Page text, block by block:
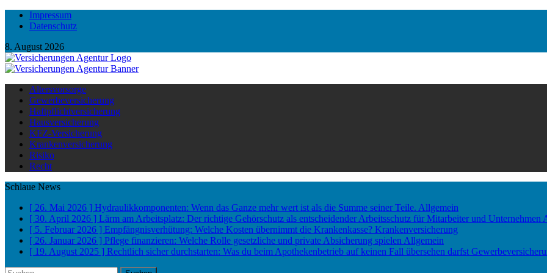
Impressum
Datenschutz
8. August 2026
Altersvorsorge
Gewerbeversicherung
Haftpflichtversicherung
Hausversicherung
KFZ-Versicherung
Krankenversicherung
Risiko
Recht
Schlaue News
[ 26. Mai 2026 ] Hydraulikkomponenten: Wenn das Ganze mehr wert ist als die Summe seiner Teile. Allgemein
[ 30. April 2026 ] Lärm am Arbeitsplatz: Der richtige Gehörschutz als entscheidender Arbeitsschutz für Mitarbeiter und Unternehmen
[ 5. Februar 2026 ] Empfängnisverhütung: Welche Kosten übernimmt die Krankenkasse? Krankenversicherung
[ 26. Januar 2026 ] Pflege finanzieren: Welche Rolle gesetzliche und private Absicherung spielen Allgemein
[ 19. August 2025 ] Rechtlich sicher durchstarten: Was du beim Apothekenbetrieb auf keinen Fall übersehen darfst